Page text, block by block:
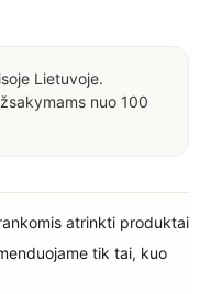
Lietuvoje.
nuo 100
atrinkti produktai
tik tai, kuo